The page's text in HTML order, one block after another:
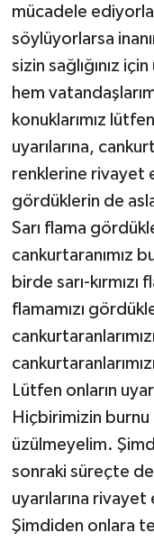
mücadele
söylüyorlarsa
sizin sağlığınız
hem
konuklarımız
uyarılarına,
renklerine rivayet
gördüklerin de
Sarı flama
cankurtaranımız
birde sarı-kırmızı
flamamızı
Lütfen onların
Hiçbirimizin burnu
üzülmeyelim.
sonraki süreçte
uyarılarına
Şimdiden onlara